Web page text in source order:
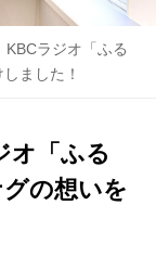
KBCラジオ「ふる
ました！
オ「ふる
の想いを